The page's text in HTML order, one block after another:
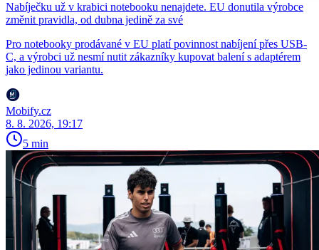
Nabíječku už v krabici notebooku nenajdete. EU donutila výrobce
změnit pravidla, od dubna jedině za své
Pro notebooky prodávané v EU platí povinnost nabíjení přes USB-
C, a výrobci už nesmí nutit zákazníky kupovat balení s adaptérem
jako jedinou variantu.
Mobify.cz
8. 8. 2026, 19:17
5 min